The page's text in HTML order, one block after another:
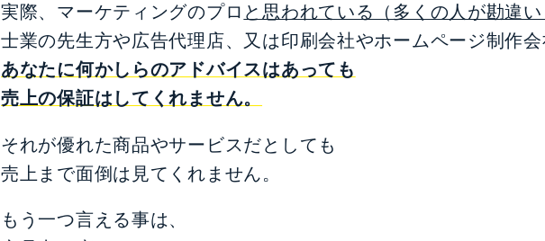
実際、マーケティングのプロ と思われている（多くの人が勘違
士業の先生方や広告代理店、又は印刷会社やホームページ制作
あなたに何かしらのアドバイスはあっても
売上の保証はしてくれません。
それが優れた商品やサービスだとしても
売上まで面倒は見てくれません。
もう一つ言える事は、